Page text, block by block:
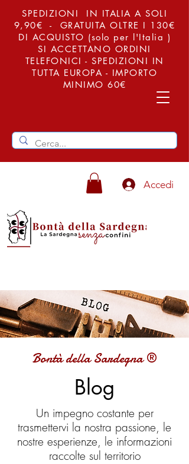
SPEDIZIONI IN ITALIA A SOLI
9,90€ - GRATUITA OLTRE I 130€
DI ACQUISTO (solo per l'Italia )
SI ACCETTANO ORDINI
TELEFONICI - SPEDIZIONI IN
TUTTA EUROPA - IMPORTO
MINIMO 60€
Accedi
Bontà della Sardegna ®
Blog
Un impegno costante per
trasmettervi la nostra passione, le
nostre esperienze, le informazioni
raccolte sul territorio